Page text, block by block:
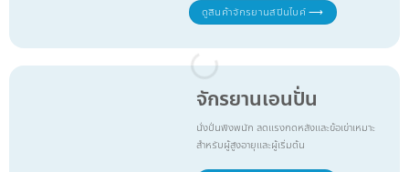
ดูสินค้าจักรยานสปินไบค์ ⟶
จักรยานเอนปั่น
นั่งปั่นพิงพนัก ลดแรงกดหลังและข้อเข่าเหมาะ
สำหรับผู้สูงอายุและผู้เริ่มต้น